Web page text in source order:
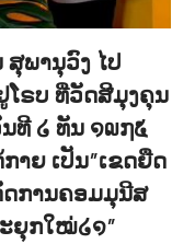
ພານຸວົງ ໄປ
ໂຣບ ທີ່ວັດສີມຸງຄຸນ
ທີ ໒ ທັນ ໑໙໗໕
າຍ ເປັນ”ເຂດຍືດ
ດການຄອມມຸນີສ
ຍຸກໃໝ່໒໑”